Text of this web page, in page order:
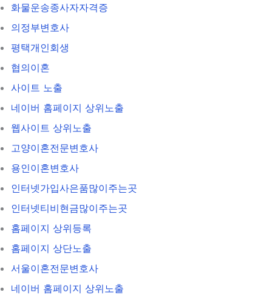
화물운송종사자자격증
의정부변호사
평택개인회생
협의이혼
사이트 노출
네이버 홈페이지 상위노출
웹사이트 상위노출
고양이혼전문변호사
용인이혼변호사
인터넷가입사은품많이주는곳
인터넷티비현금많이주는곳
홈페이지 상위등록
홈페이지 상단노출
서울이혼전문변호사
네이버 홈페이지 상위노출